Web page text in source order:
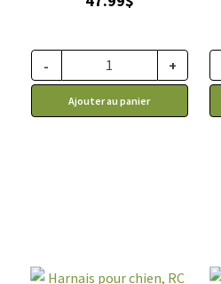
- +
Ajouter au panier